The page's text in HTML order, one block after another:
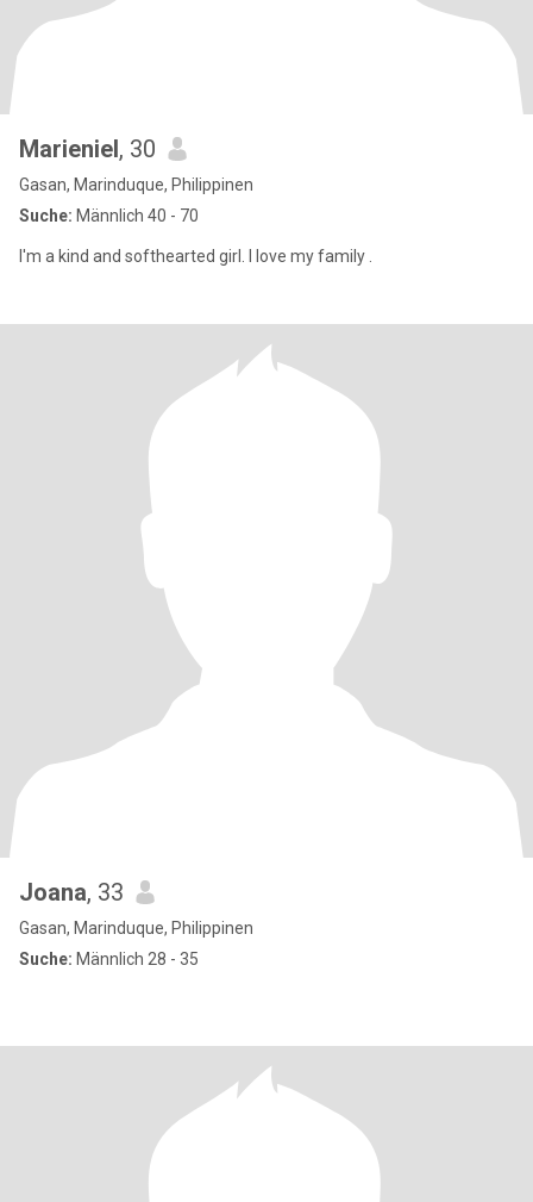
Marieniel, 30
Gasan, Marinduque, Philippinen
Suche: Männlich 40 - 70
I'm a kind and softhearted girl. I love my family .
Joana, 33
Gasan, Marinduque, Philippinen
Suche: Männlich 28 - 35